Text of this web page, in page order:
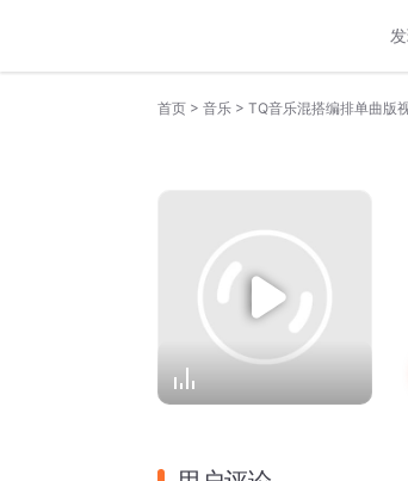
首页 > 音乐 > TQ音乐混搭编排单曲版